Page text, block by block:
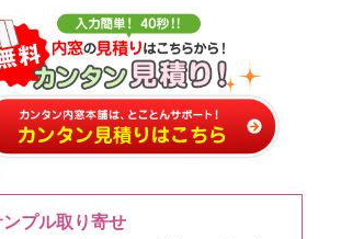
ンプル取り寄せ